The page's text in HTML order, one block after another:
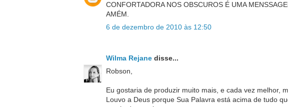
CONFORTADORA NOS OBSCUROS É UMA
AMÉM.
6 de dezembro de 2010 às 12:50
Wilma Rejanedisse...
Robson,
Eu gostaria de produzir muito mais, e cada vez melhor,
Louvo a Deus porque Sua Palavra está acima de tudo